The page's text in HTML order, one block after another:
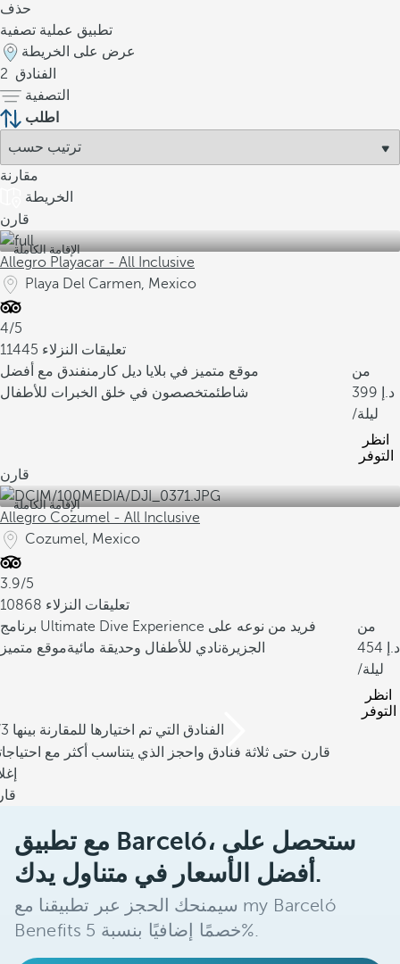
حذف
تطبيق عملية تصفية
عرض على الخريطة
2 الفنادق
التصفية
اطلب
مقارنة
الخريطة
قارن
الإقامة الكاملة
Allegro Playacar - All Inclusive
Playa Del Carmen, Mexico
4/5
11445 تعليقات النزلاء
موقع متميز في بلايا ديل كارمنفندق مع أفضل
شاطئمتخصصون في خلق الخبرات للأطفال
من
399
/ليلة
انظر
التوفر
قارن
الإقامة الكاملة
Allegro Cozumel - All Inclusive
Cozumel, Mexico
3.9/5
10868 تعليقات النزلاء
برنامج Ultimate Dive Experience فريد من نوعه على
الجزيرةنادي للأطفال وحديقة مائيةموقع متميز
من
454
/ليلة
انظر
التوفر
/3 الفنادق التي تم اختيارها للمقارنة بينها
قارن حتى ثلاثة فنادق واحجز الذي يتناسب أكثر مع
مع تطبيق Barceló، ستحصل على
أفضل الأسعار في متناول يدك.
سيمنحك الحجز عبر تطبيقنا مع my Barceló
Benefits خصمًا إضافيًا بنسبة 5%.